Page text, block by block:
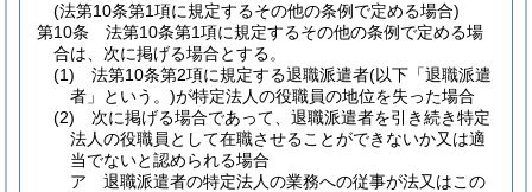
(法第10条第1項に規定するその他の条例で定める場合)
第10条
法第10条第1項に規定するその他の条例で定める場
合は、次に掲げる場合とする。
(1)
法第10条第2項に規定する退職派遣者(以下「退職派遣
者」という。)が特定法人の役職員の地位を失った場合
(2)
次に掲げる場合であって、退職派遣者を引き続き特定
法人の役職員として在職させることができないか又は適
当でないと認められる場合
ア
退職派遣者の特定法人の業務への従事が法又はこの